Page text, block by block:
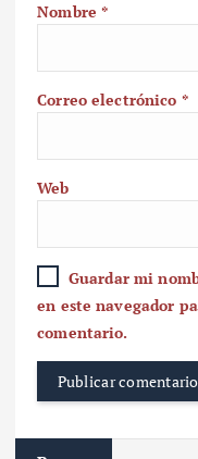
Nombre*
Correo electrónico *
Web
Guardar mi
en este navegador
comentario.